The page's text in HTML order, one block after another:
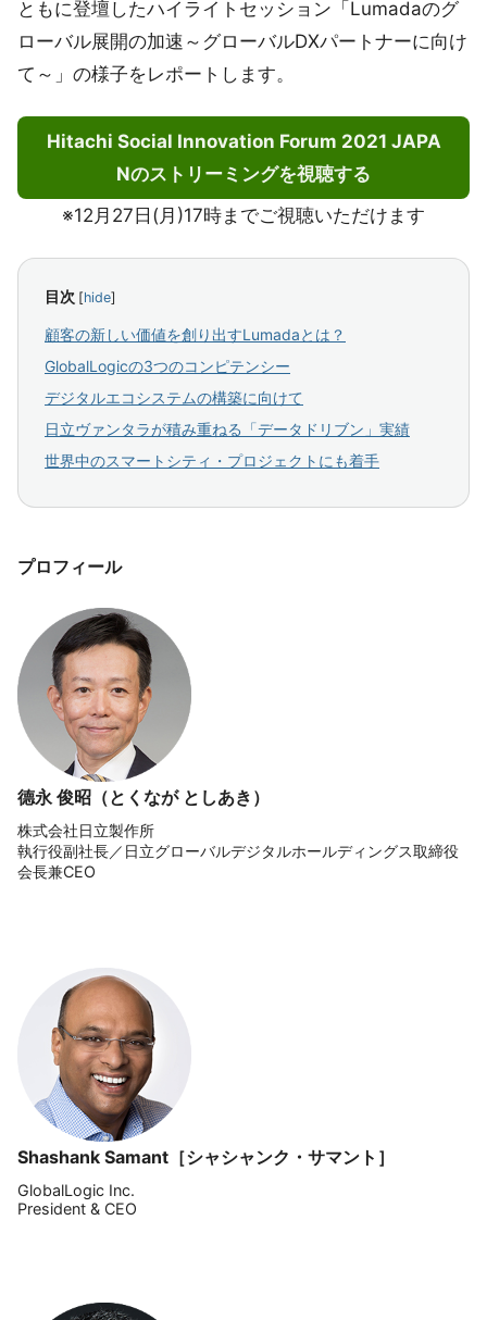
ともに登壇したハイライトセッション「Lumadaのグ
ローバル展開の加速～グローバルDXパートナーに向け
て～」の様子をレポートします。
Hitachi Social Innovation Forum 2021 JAPA
Nのストリーミングを視聴する
※12月27日(月)17時までご視聴いただけます
目次 [hide]
顧客の新しい価値を創り出すLumadaとは？
GlobalLogicの3つのコンピテンシー
デジタルエコシステムの構築に向けて
日立ヴァンタラが積み重ねる「データドリブン」実績
世界中のスマートシティ・プロジェクトにも着手
プロフィール
德永 俊昭（とくなが としあき）
株式会社日立製作所
執行役副社長／日立グローバルデジタルホールディングス取締役
会長兼CEO
Shashank Samant［シャシャンク・サマント］
GlobalLogic Inc.
President & CEO